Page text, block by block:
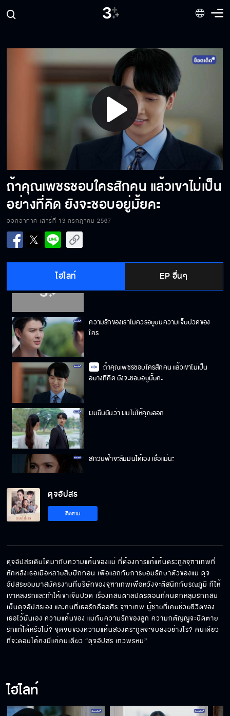
Play
Video
ถ้าคุณเพชรชอบใครสักคน แล้วเขาไม่เป็น
อย่างที่คิด ยังจะชอบอยู่มั้ยคะ
ออกอากาศ เสาร์ที่ 13 กรกฎาคม 2567
ไฮไลท์ EP อื่นๆ
ก็ได้นะ
พี่ชายแบบไหนเขาทำแบบนี้กัน
หวังจะรวยด้วยเงินคนอื่น หน้าด้านสุด ๆ
ถ้ามันยังเป็นอยู่แบบนี้ คนที่ต้องพบหมอน่าจะเป็น
ฟ้าไม่สงสารคุณเพชรเหรอ
แผนของฟ้าคือมาปั่นหัวพี่น้องจุฑาเทพให้เขา
ความรักของเราไม่ควรอยู่บนความเจ็บปวดของ
ใคร
ถ้าคุณเพชรชอบใครสักคน แล้วเขาไม่เป็น
อย่างที่คิด ยังจะชอบอยู่มั้ยคะ
ผมยืนยันว่า ผมไม่ให้คุณออก
สักวันฟ้าจะลืมมันได้เอง เชื่อแม่นะ
ถึงเวลาของ 4 ลิงแห่งจุฑาเทพแล้ว
ไม่ไว้ใจพี่งั้นเหรอ
ใกล้แล้วฟ้า ใกล้จะได้หอนแล้ว
ดุจอัปสร
ติดตาม
ดุจอัปสรเติบโตมากับความแค้นของแม่ ที่ต้องการแก้แค้นตระกูลจุฑาเทพที่
หักหลังเธอเมื่อหลายสิบปีกก่อน เพื่อแลกกับการยอมรักษาตัวของแม่ ดุจ
อัปสรยอมมาสมัครงานที่บริษัทของจุฑาเทพเพื่อหวังจะตีสนิทกับรณภูมิ ที่ให้
เขาหลงรักและทำให้เขาเจ็บปวด เรื่องกลับตาลปัตรตอนที่คนตกหลุมรักกลับ
เป็นดุจอัปสรเอง และคนที่เธอรักคืออศิร จุฑาเทพ ผู้ชายที่เคยช่วยชีวิตของ
เธอไว้นั่นเอง ความแค้นของ แม่กับความรักของลูก ความกตัญญูจะปิดตาย
รักแท้ได้หรือไม่? จุดจบของความแค้นสองตระกูลจะจบลงอย่างไร? คนเดียว
ที่จะตอบได้คงมีแค่คนเดียว “ดุจอัปสร เทวพรหม”
ไฮไลท์